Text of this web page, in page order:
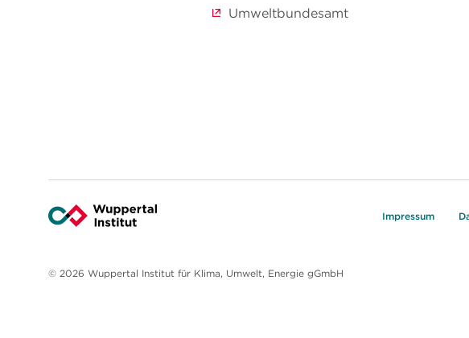
Umweltbundesamt
Impressum
© 2026 Wuppertal Institut für Klima, Umwelt, Energie gGmbH